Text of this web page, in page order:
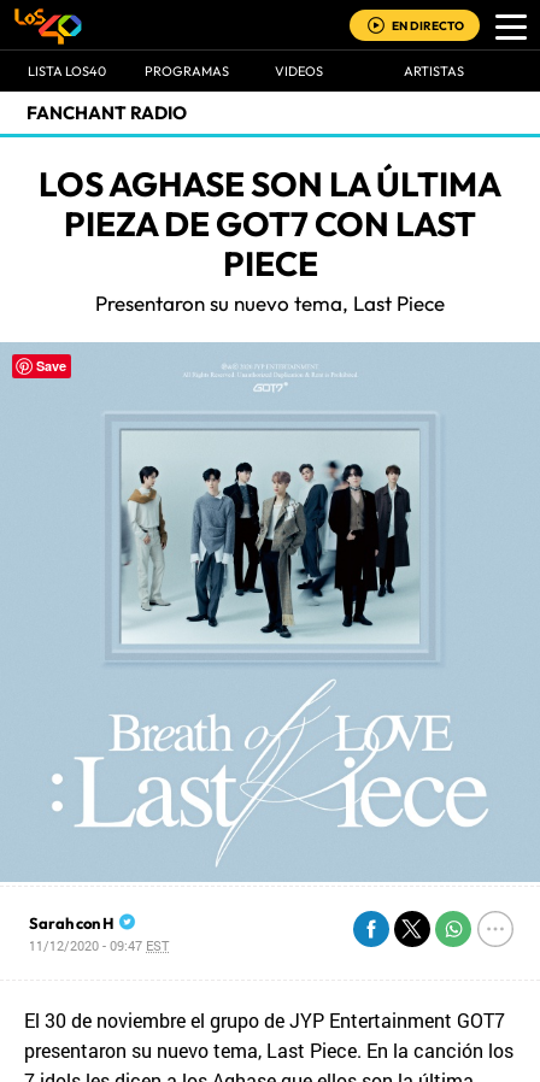
EN DIRECTO
LISTA LOS40 PROGRAMAS VIDEOS ARTISTAS
FANCHANT RADIO
LOS AGHASE SON LA ÚLTIMA
PIEZA DE GOT7 CON LAST
PIECE
Presentaron su nuevo tema, Last Piece
Sarah con H
11/12/2020 - 09:47 EST
El 30 de noviembre el grupo de JYP Entertainment GOT7
presentaron su nuevo tema, Last Piece. En la canción los
Save